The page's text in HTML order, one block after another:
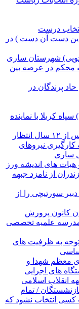
درست
( این دست آن دست ) در
شهرستان ساری
محکم در عرصه بین
پرندگان در
کربلا با نماینده
پروژه سیدالشهدای خدمت ( پل تا پل)پس از ۱۲ سال انتظار
کارگیری نیروهای
ساری
های اندیشه ورز
از نامزد جبهه
سورتیچی را از
کانون پرورش
مدرسه علمیه تخصصی
به ظرفیت های
معظم شهدا و
های اجرایی
انقلاب اسلامی
/ تمام
کسی انتخاب نشود که